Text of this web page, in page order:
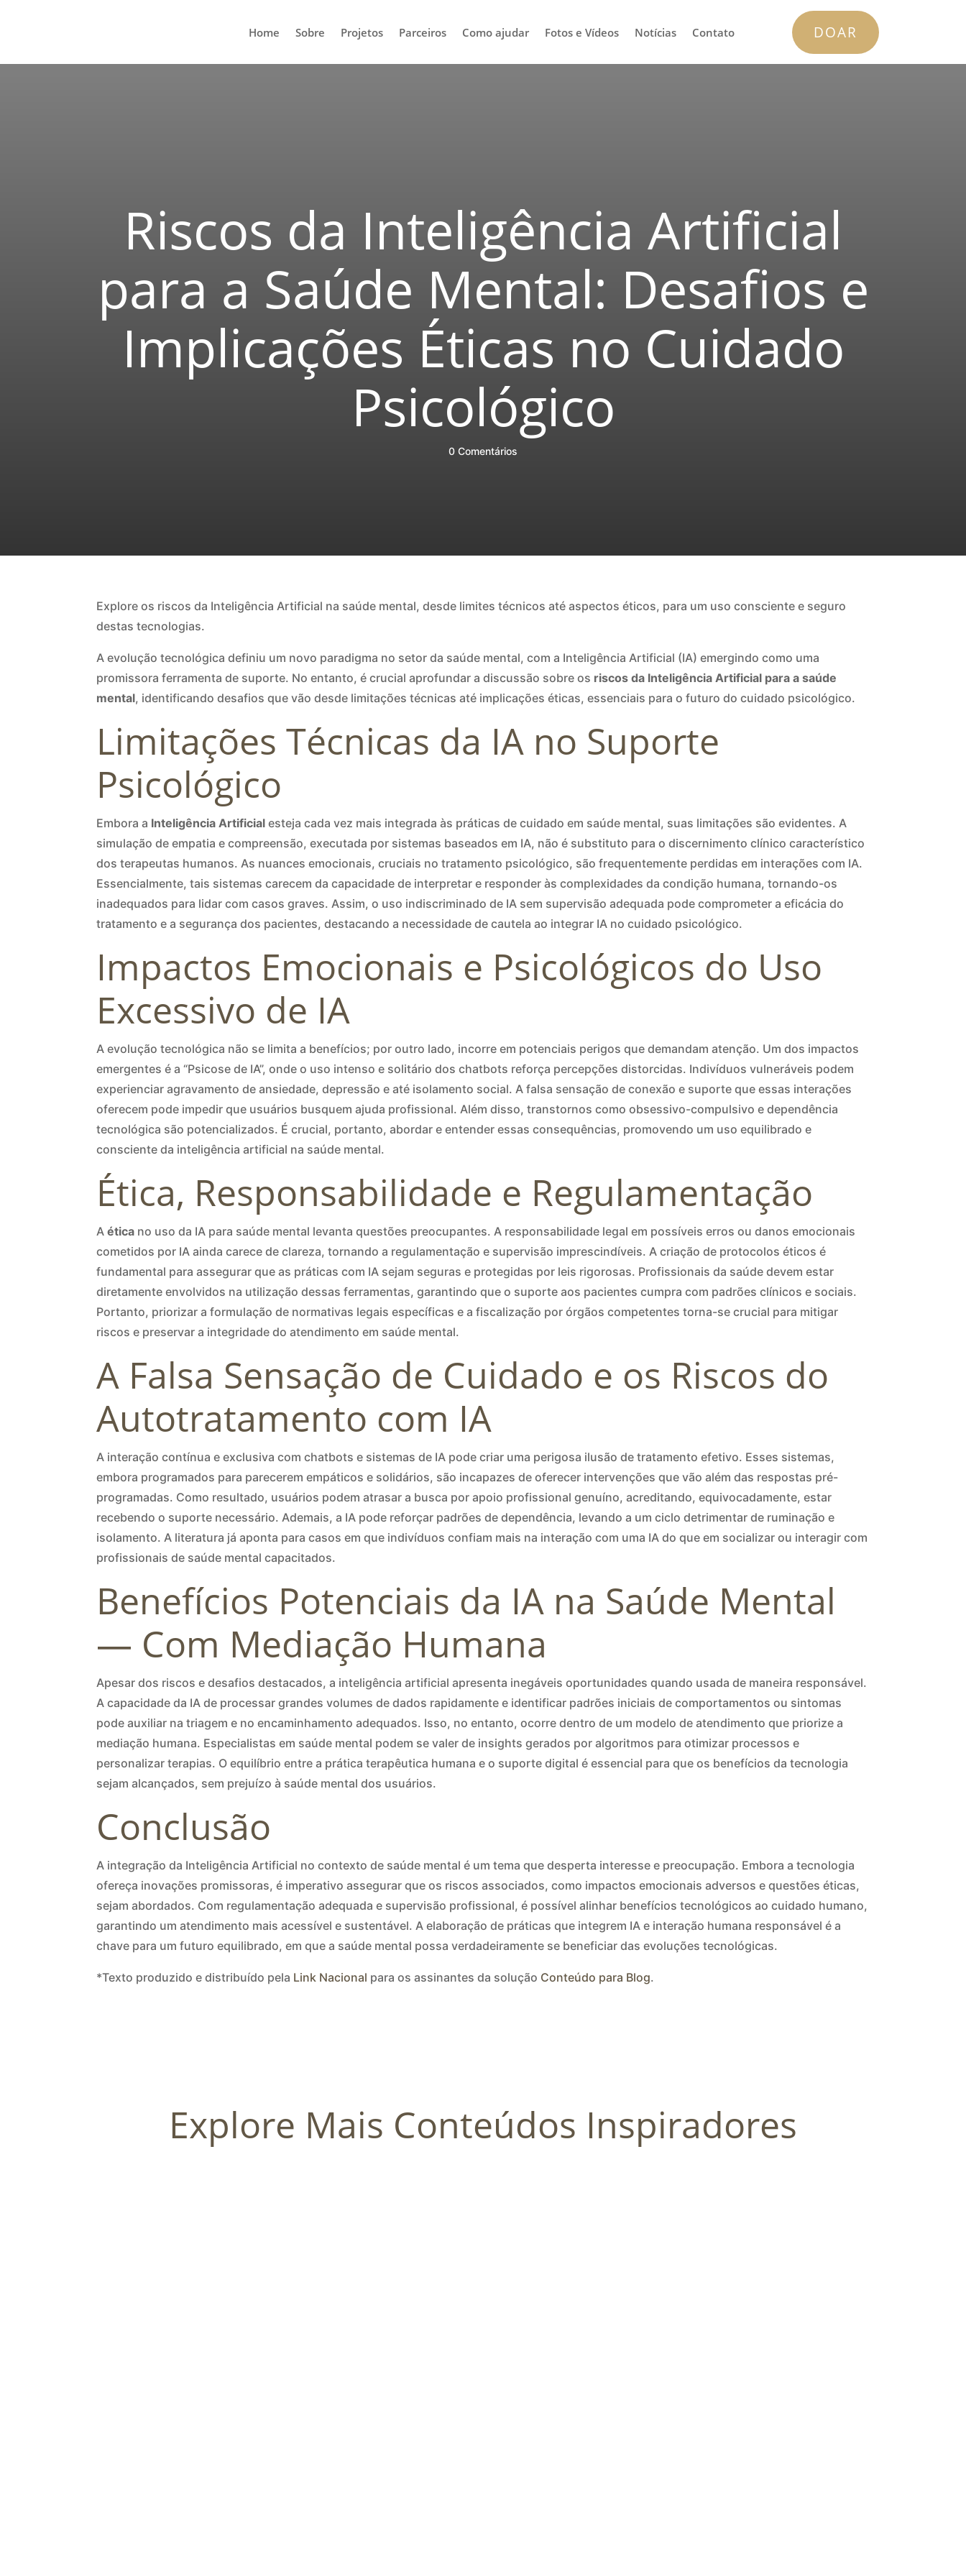
Home Sobre Projetos Parceiros Como ajudar Fotos e Vídeos Notícias Contato DOAR
Riscos da Inteligência Artificial
para a Saúde Mental: Desafios e
Implicações Éticas no Cuidado
Psicológico
0 Comentários
Explore os riscos da Inteligência Artificial na saúde mental, desde limites técnicos até aspectos éticos, para um uso consciente e seguro
destas tecnologias.
A evolução tecnológica definiu um novo paradigma no setor da saúde mental, com a Inteligência Artificial (IA) emergindo como uma
promissora ferramenta de suporte. No entanto, é crucial aprofundar a discussão sobre os riscos da Inteligência Artificial para a saúde
mental, identificando desafios que vão desde limitações técnicas até implicações éticas, essenciais para o futuro do cuidado psicológico.
Limitações Técnicas da IA no Suporte
Psicológico
Embora a Inteligência Artificial esteja cada vez mais integrada às práticas de cuidado em saúde mental, suas limitações são evidentes. A
simulação de empatia e compreensão, executada por sistemas baseados em IA, não é substituto para o discernimento clínico característico
dos terapeutas humanos. As nuances emocionais, cruciais no tratamento psicológico, são frequentemente perdidas em interações com IA.
Essencialmente, tais sistemas carecem da capacidade de interpretar e responder às complexidades da condição humana, tornando-os
inadequados para lidar com casos graves. Assim, o uso indiscriminado de IA sem supervisão adequada pode comprometer a eficácia do
tratamento e a segurança dos pacientes, destacando a necessidade de cautela ao integrar IA no cuidado psicológico.
Impactos Emocionais e Psicológicos do Uso
Excessivo de IA
A evolução tecnológica não se limita a benefícios; por outro lado, incorre em potenciais perigos que demandam atenção. Um dos impactos
emergentes é a “Psicose de IA”, onde o uso intenso e solitário dos chatbots reforça percepções distorcidas. Indivíduos vulneráveis podem
experienciar agravamento de ansiedade, depressão e até isolamento social. A falsa sensação de conexão e suporte que essas interações
oferecem pode impedir que usuários busquem ajuda profissional. Além disso, transtornos como obsessivo-compulsivo e dependência
tecnológica são potencializados. É crucial, portanto, abordar e entender essas consequências, promovendo um uso equilibrado e
consciente da inteligência artificial na saúde mental.
Ética, Responsabilidade e Regulamentação
Aética no uso da IA para saúde mental levanta questões preocupantes. A responsabilidade legal em possíveis erros ou danos emocionais
cometidos por IA ainda carece de clareza, tornando a regulamentação e supervisão imprescindíveis. A criação de protocolos éticos é
fundamental para assegurar que as práticas com IA sejam seguras e protegidas por leis rigorosas. Profissionais da saúde devem estar
diretamente envolvidos na utilização dessas ferramentas, garantindo que o suporte aos pacientes cumpra com padrões clínicos e sociais.
Portanto, priorizar a formulação de normativas legais específicas e a fiscalização por órgãos competentes torna-se crucial para mitigar
riscos e preservar a integridade do atendimento em saúde mental.
A Falsa Sensação de Cuidado e os Riscos do
Autotratamento com IA
A interação contínua e exclusiva com chatbots e sistemas de IA pode criar uma perigosa ilusão de tratamento efetivo. Esses sistemas,
embora programados para parecerem empáticos e solidários, são incapazes de oferecer intervenções que vão além das respostas pré-
programadas. Como resultado, usuários podem atrasar a busca por apoio profissional genuíno, acreditando, equivocadamente, estar
recebendo o suporte necessário. Ademais, a IA pode reforçar padrões de dependência, levando a um ciclo detrimentar de ruminação e
isolamento. A literatura já aponta para casos em que indivíduos confiam mais na interação com uma IA do que em socializar ou interagir com
profissionais de saúde mental capacitados.
Benefícios Potenciais da IA na Saúde Mental
— Com Mediação Humana
Apesar dos riscos e desafios destacados, a inteligência artificial apresenta inegáveis oportunidades quando usada de maneira responsável.
A capacidade da IA de processar grandes volumes de dados rapidamente e identificar padrões iniciais de comportamentos ou sintomas
pode auxiliar na triagem e no encaminhamento adequados. Isso, no entanto, ocorre dentro de um modelo de atendimento que priorize a
mediação humana. Especialistas em saúde mental podem se valer de insights gerados por algoritmos para otimizar processos e
personalizar terapias. O equilíbrio entre a prática terapêutica humana e o suporte digital é essencial para que os benefícios da tecnologia
sejam alcançados, sem prejuízo à saúde mental dos usuários.
Conclusão
A integração da Inteligência Artificial no contexto de saúde mental é um tema que desperta interesse e preocupação. Embora a tecnologia
ofereça inovações promissoras, é imperativo assegurar que os riscos associados, como impactos emocionais adversos e questões éticas,
sejam abordados. Com regulamentação adequada e supervisão profissional, é possível alinhar benefícios tecnológicos ao cuidado humano,
garantindo um atendimento mais acessível e sustentável. A elaboração de práticas que integrem IA e interação humana responsável é a
chave para um futuro equilibrado, em que a saúde mental possa verdadeiramente se beneficiar das evoluções tecnológicas.
*Texto produzido e distribuído pela Link Nacional para os assinantes da solução Conteúdo para Blog.
Explore Mais Conteúdos Inspiradores